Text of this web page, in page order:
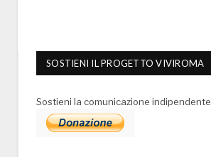
SOSTIENI IL PROGETTO VIVIROMA
Sostieni la comunicazione indipendente